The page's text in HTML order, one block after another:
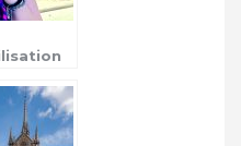
vis-à-
enfants!